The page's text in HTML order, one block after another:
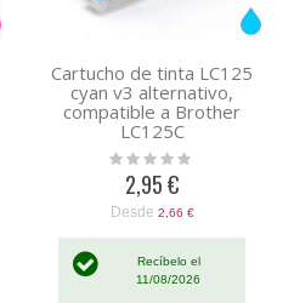
Cartucho de tinta LC125
cyan v3 alternativo,
compatible a Brother
LC125C
Rating:
2,95 €
Desde 2,66 €
Recíbelo el
11/08/2026